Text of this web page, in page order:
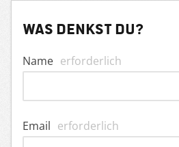
Was denkst du?
Name erforderlich
Email erforderlich